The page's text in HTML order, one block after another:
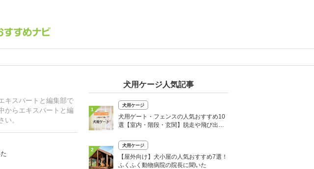
キスパートと編集部で
からエキスパートと編
。
犬用ケージ人気記事
1
犬用ケージ
犬用ゲート・フェンスの人気おすすめ10
選【室内・階段・玄関】脱走や飛び出し
2
犬用ケージ
【屋外向け】犬小屋の人気おすすめ7選！
ふくふく動物病院の院長に聞いた